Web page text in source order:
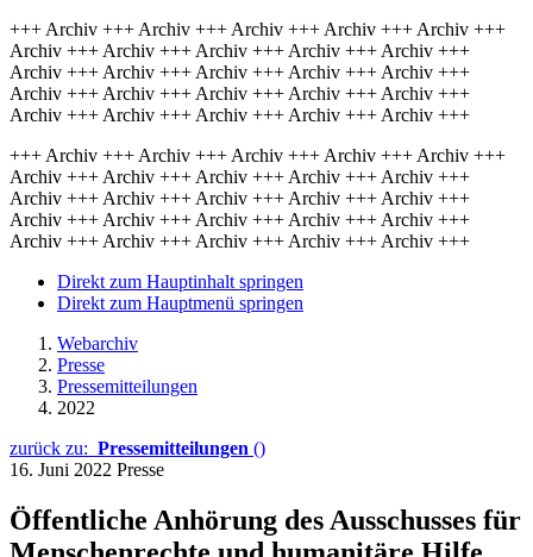
+++ Archiv +++ Archiv +++ Archiv +++ Archiv +++ Archiv +++
Archiv +++ Archiv +++ Archiv +++ Archiv +++ Archiv +++
Archiv +++ Archiv +++ Archiv +++ Archiv +++ Archiv +++
Archiv +++ Archiv +++ Archiv +++ Archiv +++ Archiv +++
Archiv +++ Archiv +++ Archiv +++ Archiv +++ Archiv +++
+++ Archiv +++ Archiv +++ Archiv +++ Archiv +++ Archiv +++
Archiv +++ Archiv +++ Archiv +++ Archiv +++ Archiv +++
Archiv +++ Archiv +++ Archiv +++ Archiv +++ Archiv +++
Archiv +++ Archiv +++ Archiv +++ Archiv +++ Archiv +++
Archiv +++ Archiv +++ Archiv +++ Archiv +++ Archiv +++
Direkt zum Hauptinhalt springen
Direkt zum Hauptmenü springen
Webarchiv
Presse
Pressemitteilungen
2022
zurück zu: Pressemitteilungen ()
16. Juni 2022 Presse
Öffentliche Anhörung des Ausschusses für